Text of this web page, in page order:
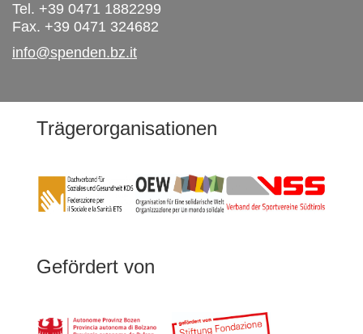
Tel. +39 0471 1882299
Fax. +39 0471 324682
info@spenden.bz.it
Trägerorganisationen
Gefördert von